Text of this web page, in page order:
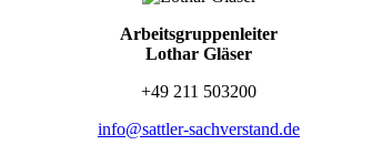
Arbeitsgruppenleiter
Lothar Gläser
+49 211 503200
info@sattler-sachverstand.de